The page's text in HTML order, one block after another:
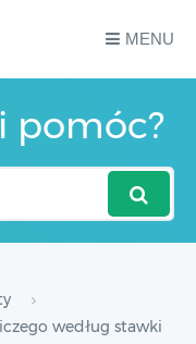
MENU
pomóc?
według stawki